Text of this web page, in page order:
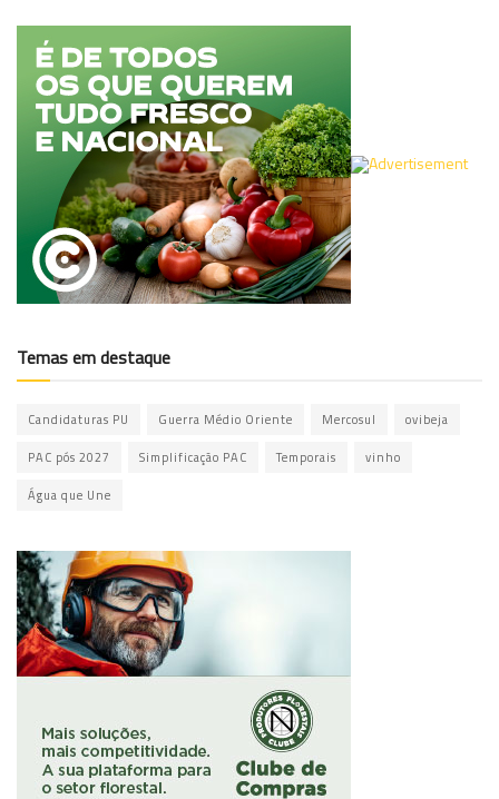
Temas em destaque
Candidaturas PU Guerra Médio Oriente Mercosul ovibeja
PAC pós 2027 Simplificação PAC Temporais vinho
Água que Une